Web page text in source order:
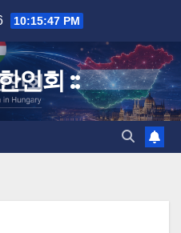
10:15:48 PM
인회 ::